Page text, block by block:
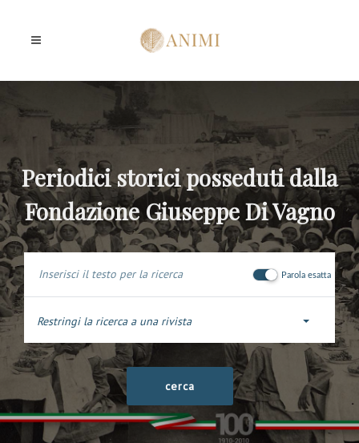
Periodici storici posseduti dalla
Fondazione Giuseppe Di Vagno
Parola esatta
Restringi la ricerca a una rivista